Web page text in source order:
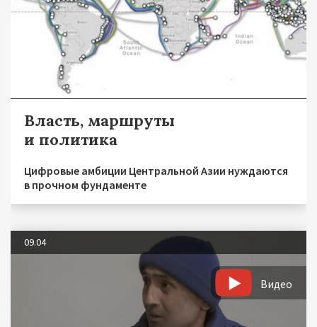
Власть, маршруты
и политика
Цифровые амбиции Центральной Азии нуждаются
в прочном фундаменте
09.04
Видео